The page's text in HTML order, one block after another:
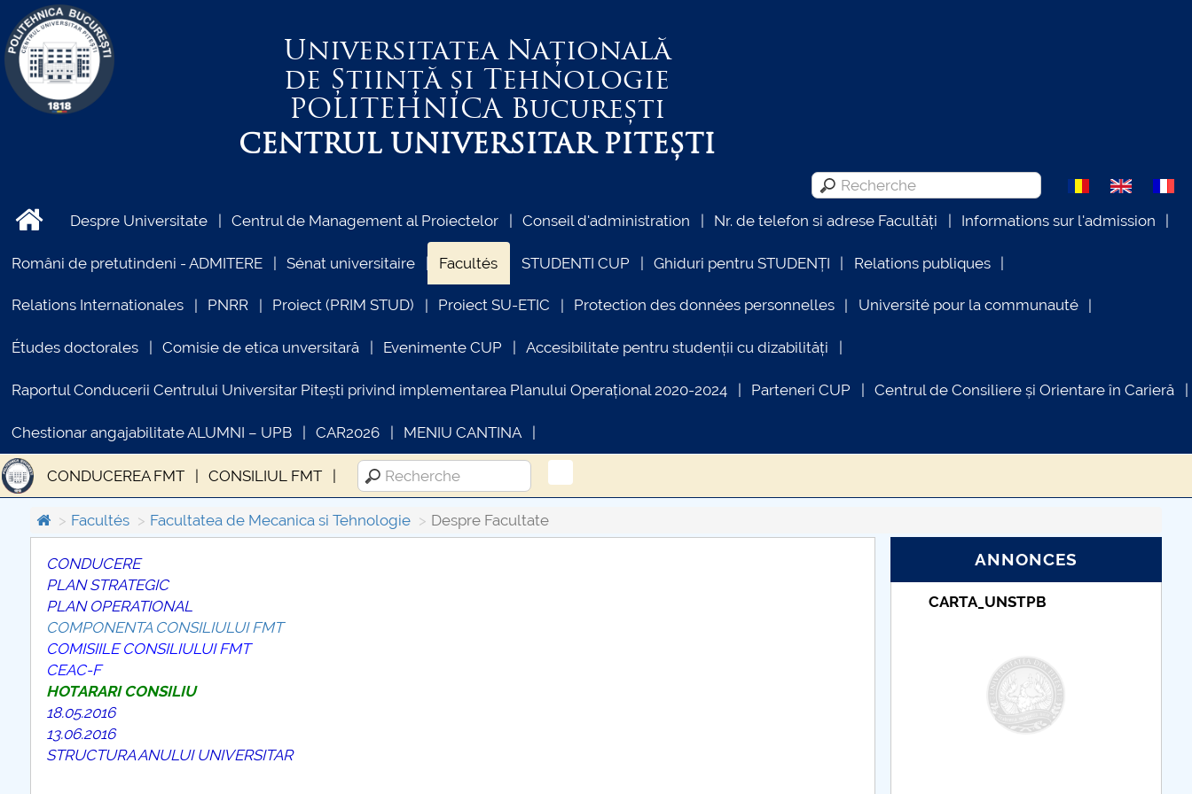
Universitatea Națională
de Știință și Tehnologie
POLITEHNICABucurești
CENTRUL UNIVERSITAR PITEȘTI
Despre Universitate Centrul de Management al Proiectelor Conseil d'administration Nr. de telefon si adrese Facultăți Informations sur l'admission
Români de pretutindeni - ADMITERE Sénat universitaire Facultés STUDENTI CUP Ghiduri pentru STUDENȚI Relations publiques
Relations Internationales PNRR Proiect (PRIM STUD) Proiect SU-ETIC Protection des données personnelles Université pour la communauté
Études doctorales Comisie de etica unversitară Evenimente CUP Accesibilitate pentru studenții cu dizabilități
Raportul Conducerii Centrului Universitar Pitești privind implementarea Planului Operațional 2020-2024 Parteneri CUP Centrul de Consiliere și Orientare în Carieră
Chestionar angajabilitate ALUMNI – UPB CAR2026 MENIU CANTINA
CONDUCEREA FMT CONSILIUL FMT
Facultés Facultatea de Mecanica si Tehnologie Despre Facultate
CONDUCERE
PLAN STRATEGIC
PLAN OPERATIONAL
COMPONENTA CONSILIULUI FMT
COMISIILE CONSILIULUI FMT
CEAC-F
HOTARARI CONSILIU
18.05.2016
13.06.2016
STRUCTURA ANULUI UNIVERSITAR
ANNONCES
PRIMSTUD 26.03.2026
Taxe de școlarizare